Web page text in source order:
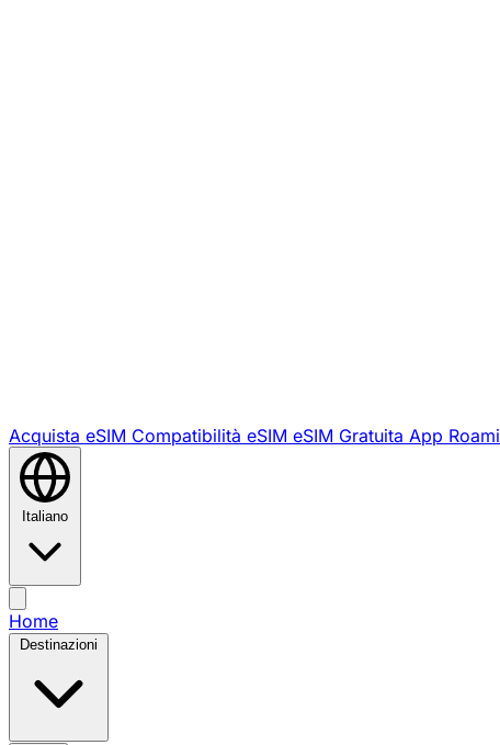
Acquista eSIM Compatibilità eSIM eSIM Gratuita App Roami
Italiano
Home
Destinazioni